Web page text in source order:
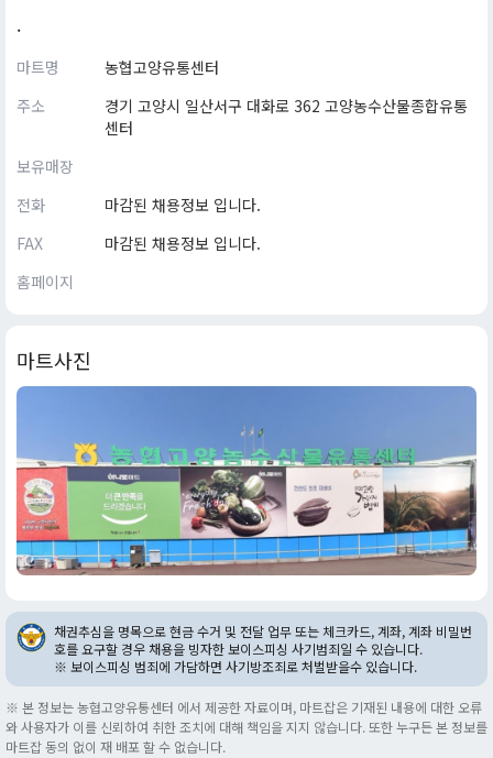
.
마트명
농협고양유통센터
주소
경기 고양시 일산서구 대화로 362 고양농수산물종합유통
센터
보유매장
전화
마감된 채용정보 입니다.
FAX
마감된 채용정보 입니다.
홈페이지
마트사진
채권추심을 명목으로 현금 수거 및 전달 업무 또는 체크카드, 계좌, 계좌 비밀번
호를 요구할 경우 채용을 빙자한 보이스피싱 사기범죄일 수 있습니다.
※ 보이스피싱 범죄에 가담하면 사기방조죄로 처벌받을수 있습니다.
※ 본 정보는 농협고양유통센터 에서 제공한 자료이며, 마트잡은 기재된 내용에 대한 오류
와 사용자가 이를 신뢰하여 취한 조치에 대해 책임을 지지 않습니다. 또한 누구든 본 정보를
마트잡 동의 없이 재 배포 할 수 없습니다.